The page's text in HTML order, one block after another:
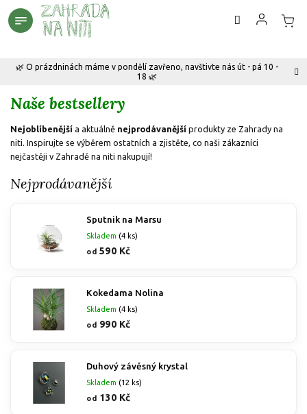
Přejít
na
🌿 O prázdninách máme v pondělí zavřeno, navštivte nás út - pá 10 -
18 🌿
Naše bestsellery
Nejoblíbenější a aktuálně nejprodávanější produkty ze Zahrady na
niti. Inspirujte se výběrem ostatních a zjistěte, co naši zákazníci
nejčastěji v Zahradě na niti nakupují!
Nejprodávanější
Sputnik na Marsu
Skladem (4 ks)
od 590 Kč
Kokedama Nolina
Skladem (4 ks)
od 990 Kč
Duhový závěsný krystal
Skladem (12 ks)
od 130 Kč